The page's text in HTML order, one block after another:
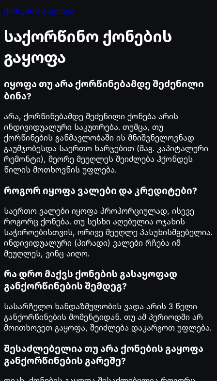
ქონების გაყოფა
საქორწინო ქონების
გაყოფა
იყოფა თუ არა ქორწინებამდე შეძენილი
ბინა?
არა, ქორწინებამდე შეძენილი ქონება არის
ინდივიდუალური საკუთრება. თუმცა, თუ
ქორწინების განმავლობაში ის მნიშვნელოვნად
გაუმჯობესდა საერთო ხარჯებით (მაგ. კაპიტალური
რემონტი), მეორე მეუღლეს შეიძლება ჰქონდეს
წილის მოთხოვნის უფლება.
როგორ იყოფა ვალები და კრედიტები?
საერთო ვალები იყოფა პროპორციულად, ისევე
როგორც ქონება. თუ სესხი აღებულია ოჯახის
საჭიროებისთვის, ორივე მეუღლე პასუხისმგებელია.
ინდივიდუალური (პირადი) ვალები რჩება იმ
მეუღლეს, ვინც აიღო.
რა დრო მაქვს ქონების გასაყოფად
განქორწინების შემდეგ?
სასარჩელო ხანდაზმულობის ვადა არის 3 წელი
განქორწინების მომენტიდან. თუ ამ პერიოდში არ
მოითხოვეთ გაყოფა, შეიძლება დაკარგოთ უფლება.
შესაძლებელია თუ არა ქონების გაყოფა
განქორწინების გარეშე?